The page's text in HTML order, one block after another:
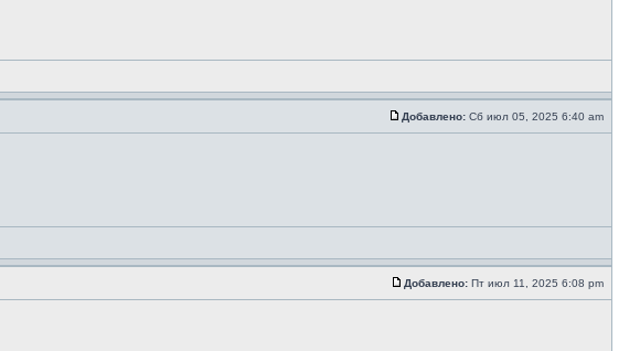
Добавлено: Сб июл 05, 2025 6:40 am
Добавлено: Пт июл 11, 2025 6:08 pm